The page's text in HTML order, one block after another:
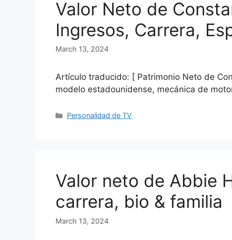
Valor Neto de
Ingresos, Carrera,
March 13, 2024
Artículo traducido: [ Patrimonio Neto de
modelo estadounidense, mecánica de
Categories
Personalidad de TV
Valor neto de Abbie
carrera, bio & familia
March 13, 2024